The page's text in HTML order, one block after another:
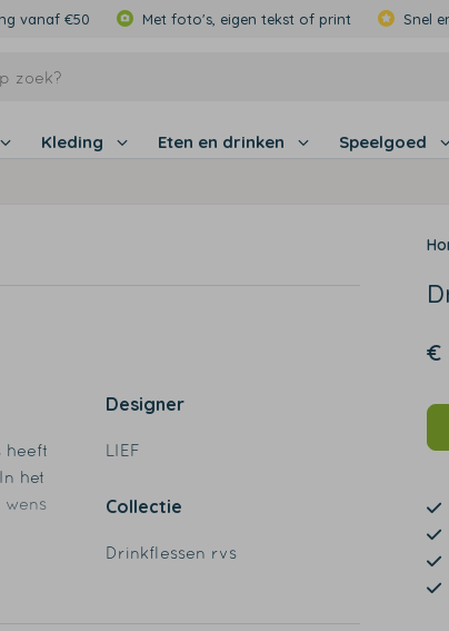
vanaf €50 Met foto's, eigen tekst of print Snel
Kleding Eten en drinken Speelgoed
heeft
het
Designer
LIEF
Collectie
Drinkflessen rvs
€